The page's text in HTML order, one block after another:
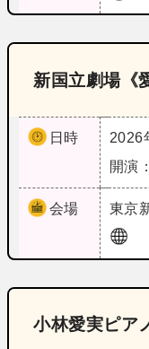
新国立劇場《
日時
2026
開演
会場 東京
小林愛実ピア